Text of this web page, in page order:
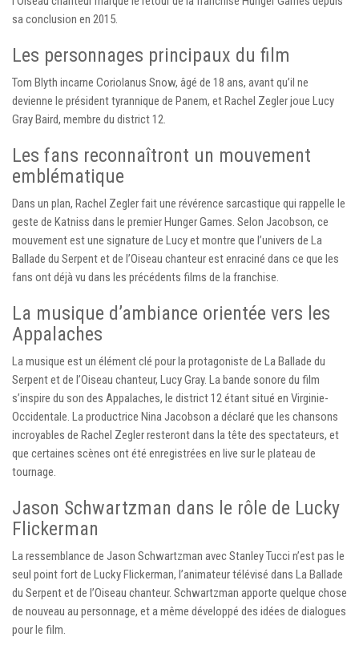
sa conclusion en 2015.
Les personnages principaux du film
Tom Blyth incarne Coriolanus Snow, âgé de 18 ans, avant qu’il ne
devienne le président tyrannique de Panem, et Rachel Zegler joue Lucy
Gray Baird, membre du district 12.
Les fans reconnaîtront un mouvement
emblématique
Dans un plan, Rachel Zegler fait une révérence sarcastique qui rappelle le
geste de Katniss dans le premier Hunger Games. Selon Jacobson, ce
mouvement est une signature de Lucy et montre que l’univers de La
Ballade du Serpent et de l’Oiseau chanteur est enraciné dans ce que les
fans ont déjà vu dans les précédents films de la franchise.
La musique d’ambiance orientée vers les
Appalaches
La musique est un élément clé pour la protagoniste de La Ballade du
Serpent et de l’Oiseau chanteur, Lucy Gray. La bande sonore du film
s’inspire du son des Appalaches, le district 12 étant situé en Virginie-
Occidentale. La productrice Nina Jacobson a déclaré que les chansons
incroyables de Rachel Zegler resteront dans la tête des spectateurs, et
que certaines scènes ont été enregistrées en live sur le plateau de
tournage.
Jason Schwartzman dans le rôle de Lucky
Flickerman
La ressemblance de Jason Schwartzman avec Stanley Tucci n’est pas le
seul point fort de Lucky Flickerman, l’animateur télévisé dans La Ballade
du Serpent et de l’Oiseau chanteur. Schwartzman apporte quelque chose
de nouveau au personnage, et a même développé des idées de dialogues
pour le film.